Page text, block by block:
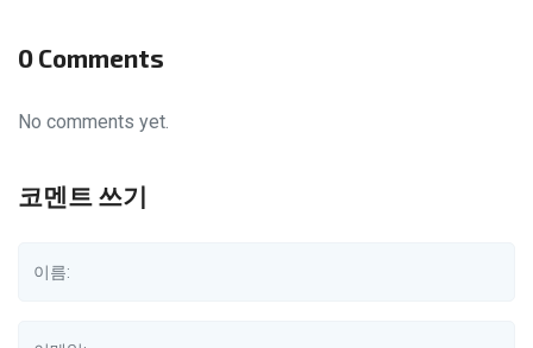
0 Comments
No comments yet.
코멘트 쓰기